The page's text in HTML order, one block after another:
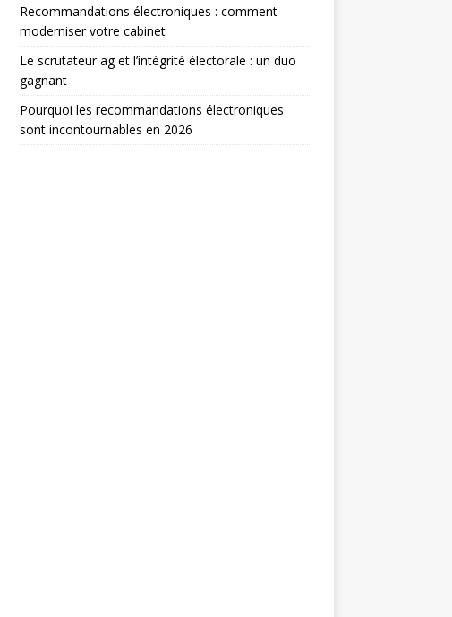
Recommandations électroniques : comment
moderniser votre cabinet
Le scrutateur ag et l’intégrité électorale : un duo
gagnant
Pourquoi les recommandations électroniques
sont incontournables en 2026